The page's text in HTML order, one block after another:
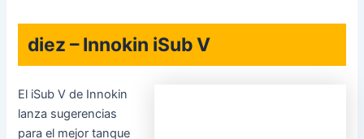
diez – Innokin iSub V
El iSub V de Innokin
lanza sugerencias
para el mejor tanque